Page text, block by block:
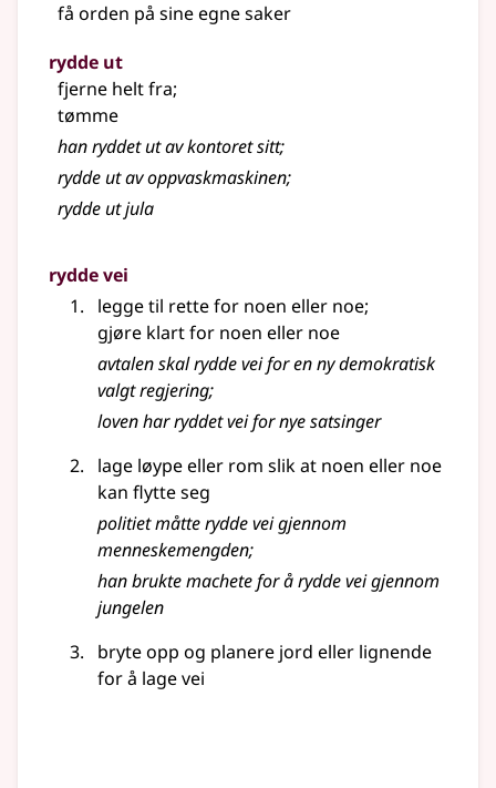
få orden på sine egne saker
rydde ut
fjerne helt fra;
tømme
han ryddet ut av kontoret sitt;
rydde ut av oppvaskmaskinen;
rydde ut jula
rydde vei
legge til rette for noen eller noe;
gjøre klart for noen eller noe
avtalen skal rydde vei for en ny demokratisk
valgt regjering;
loven har ryddet vei for nye satsinger
lage løype eller rom slik at noen eller noe
kan flytte seg
politiet måtte rydde vei gjennom
menneskemengden;
han brukte machete for å rydde vei gjennom
jungelen
bryte opp og planere jord eller lignende
for å lage vei